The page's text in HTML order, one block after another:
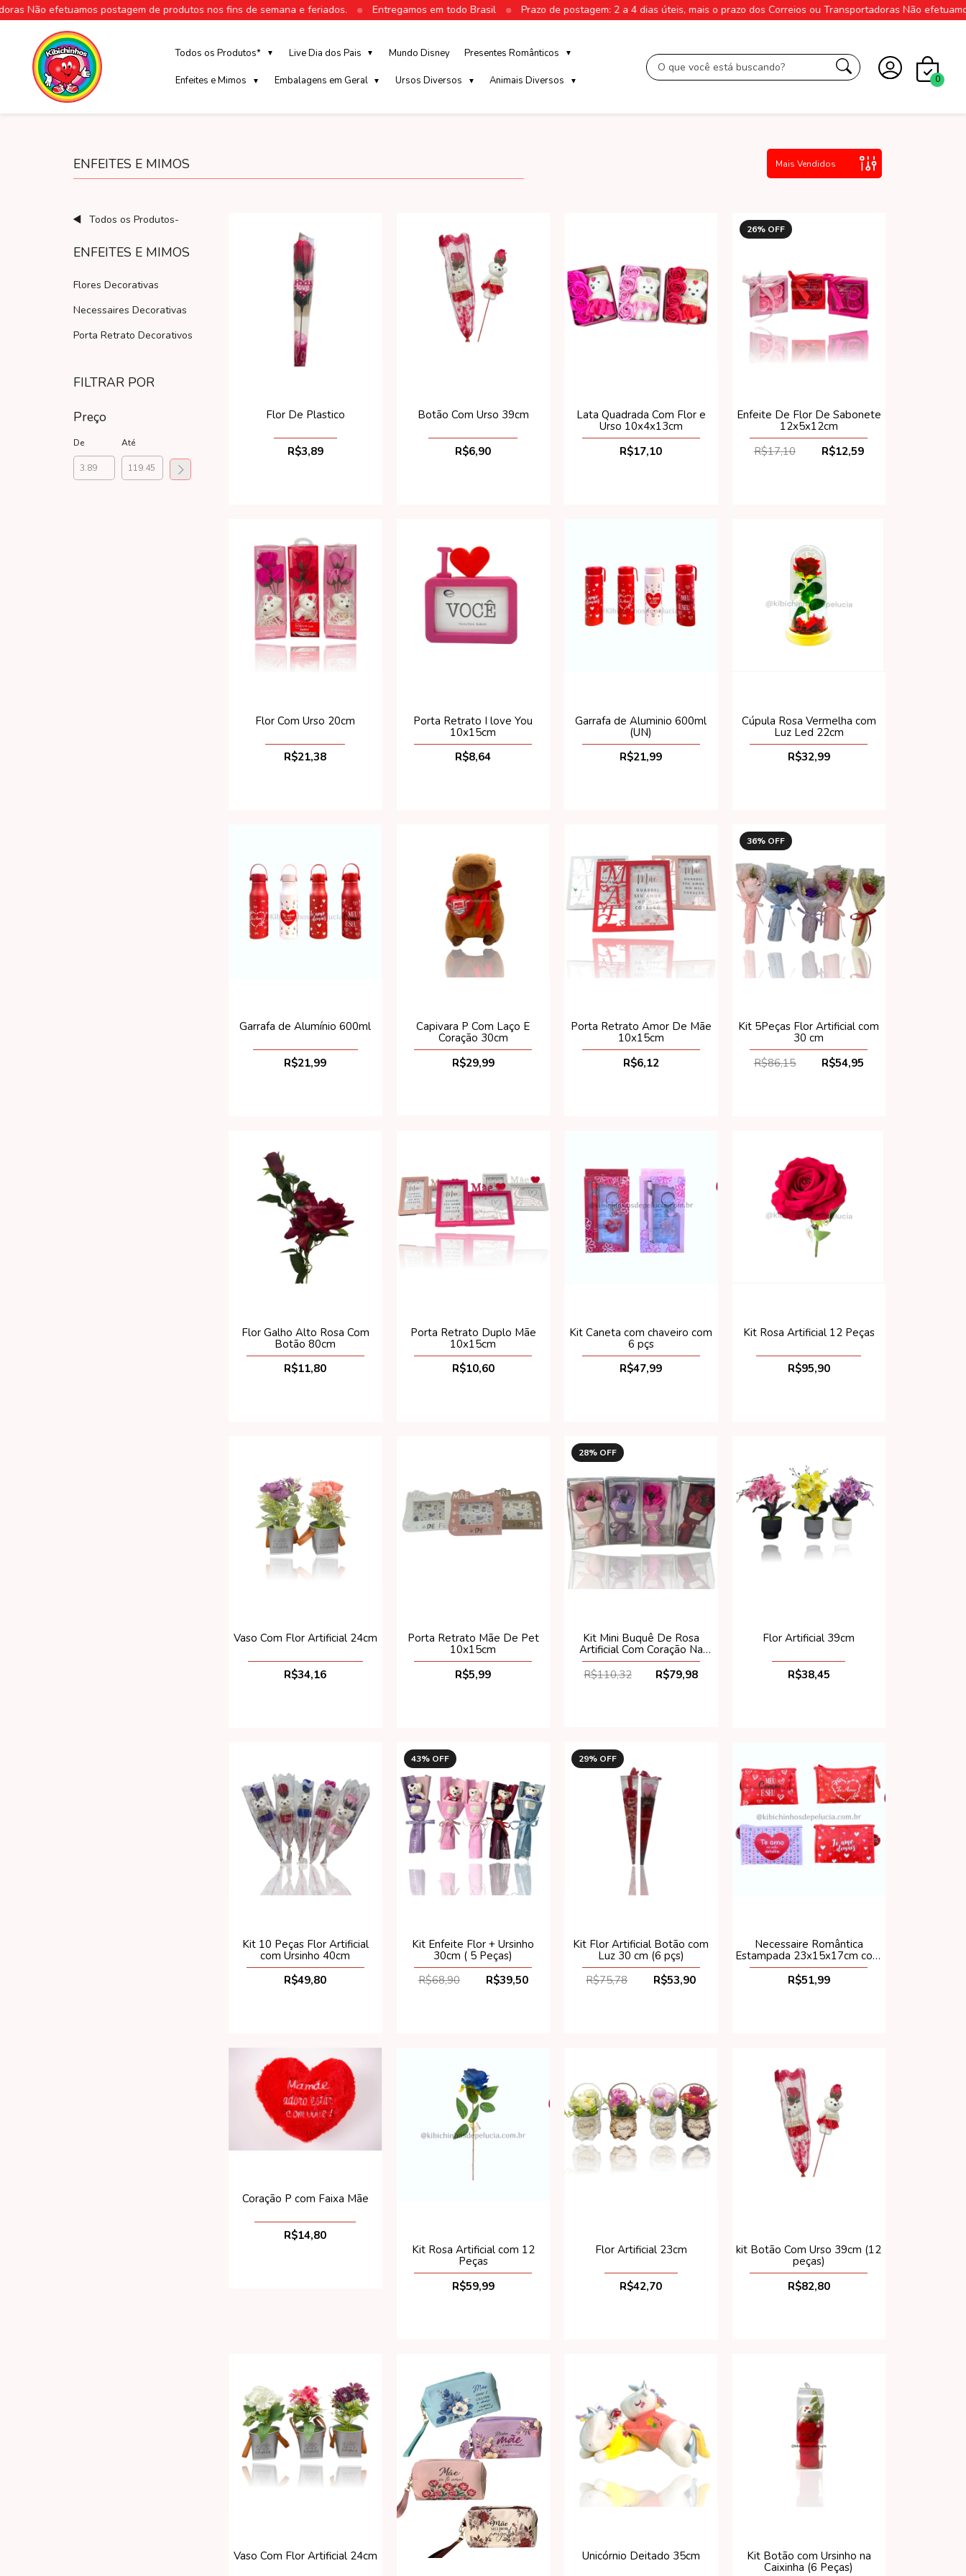
postagem de produtos nos fins de semana e feriados. Entregamos em todo Brasil Prazo de postagem: 2 a 4 dias úteis, mais o prazo dos Correios ou Transportadoras Não efetuamos
Todos os Produtos* ▼ Live Dia dos Pais ▼ Mundo Disney Presentes Românticos ▼
Enfeites e Mimos ▼ Embalagens em Geral ▼ Ursos Diversos ▼ Animais Diversos ▼ 0
ENFEITES E MIMOS
Todos os Produtos-
ENFEITES E MIMOS
Flores Decorativas
Necessaires Decorativas
Porta Retrato Decorativos
FILTRAR POR
Preço
De Até
Flor De Plastico
R$3,89
Botão Com Urso 39cm
R$6,90
Lata Quadrada Com Flor e
Urso 10x4x13cm
R$17,10
26% OFF
Enfeite De Flor De Sabonete
12x5x12cm
R$17,10
R$12,59
Flor Com Urso 20cm
R$21,38
Porta Retrato I love You
10x15cm
R$8,64
Garrafa de Aluminio 600ml
(UN)
R$21,99
Cúpula Rosa Vermelha com
Luz Led 22cm
R$32,99
Garrafa de Alumínio 600ml
R$21,99
Capivara P Com Laço É
Coração 30cm
R$29,99
Porta Retrato Amor De Mãe
10x15cm
R$6,12
36% OFF
Kit 5Peças Flor Artificial com
30 cm
R$86,15
R$54,95
Flor Galho Alto Rosa Com
Botão 80cm
R$11,80
Porta Retrato Duplo Mãe
10x15cm
R$10,60
Kit Caneta com chaveiro com
6 pçs
R$47,99
Kit Rosa Artificial 12 Peças
R$95,90
Vaso Com Flor Artificial 24cm
R$34,16
Porta Retrato Mãe De Pet
10x15cm
R$5,99
28% OFF
Kit Mini Buquê De Rosa
Artificial Com Coração Na
Caixa 25 cm ( 4 Peças)
R$110,32
R$79,98
Flor Artificial 39cm
R$38,45
Kit 10 Peças Flor Artificial
com Ursinho 40cm
R$49,80
43% OFF
Kit Enfeite Flor + Ursinho
30cm ( 5 Peças)
R$68,90
R$39,50
29% OFF
Kit Flor Artificial Botão com
Luz 30 cm (6 pçs)
R$75,78
R$53,90
Necessaire Romântica
Estampada 23x15x17cm com
4 pçs
R$51,99
Coração P com Faixa Mãe
R$14,80
Kit Rosa Artificial com 12
Peças
R$59,99
Flor Artificial 23cm
R$42,70
kit Botão Com Urso 39cm (12
peças)
R$82,80
Vaso Com Flor Artificial 24cm Unicórnio Deitado 35cm
Kit Botão com Ursinho na
Caixinha (6 Peças)